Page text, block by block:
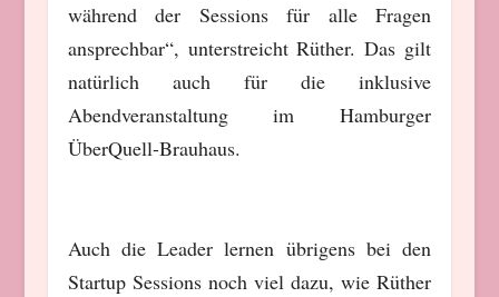
während der Sessions für alle Fragen
ansprechbar“, unterstreicht Rüther. Das gilt
natürlich auch für die inklusive
Abendveranstaltung im Hamburger
ÜberQuell-Brauhaus.
Auch die Leader lernen übrigens bei den
Startup Sessions noch viel dazu, wie Rüther